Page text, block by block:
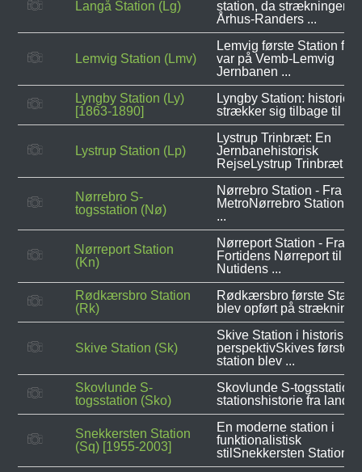
Langå Station (Lg)
station, da strækningen
Århus-Randers ...
Lemvig Station (Lmv)
Lemvig første Station fra
var på Vemb-Lemvig
Jernbanen ...
Lyngby Station (Ly)
[1863-1890]
Lyngby Station:
strækker sig tilbage til ...
Lystrup Station (Lp)
Lystrup Trinbræt: En
Jernbanehistorisk
RejseLystrup Trinbræt
Nørrebro S-
togsstation (Nø)
Nørrebro Station - Fra S-
MetroNørrebro Station
...
Nørreport Station
(Kn)
Nørreport Station - Fra
Fortidens Nørreport til
Nutidens ...
Rødkærsbro Station
(Rk)
Rødkærsbro første
blev opført på
Skive Station (Sk)
Skive Station i historisk
perspektivSkives første
station blev ...
Skovlunde S-
togsstation (Sko)
Skovlunde S-togsstation
stationshistorie fra land
Snekkersten Station
(Sq) [1955-2003]
En moderne station i
funktionalistisk
stilSnekkersten Station ...